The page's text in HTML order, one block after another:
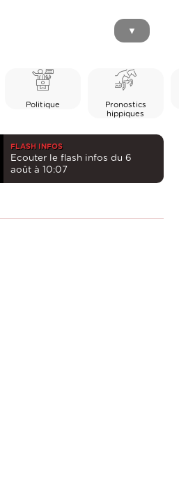
▼
Politique
Pronostics
hippiques
FLASH INFOS
Ecouter le flash infos du 6
août à 10:07